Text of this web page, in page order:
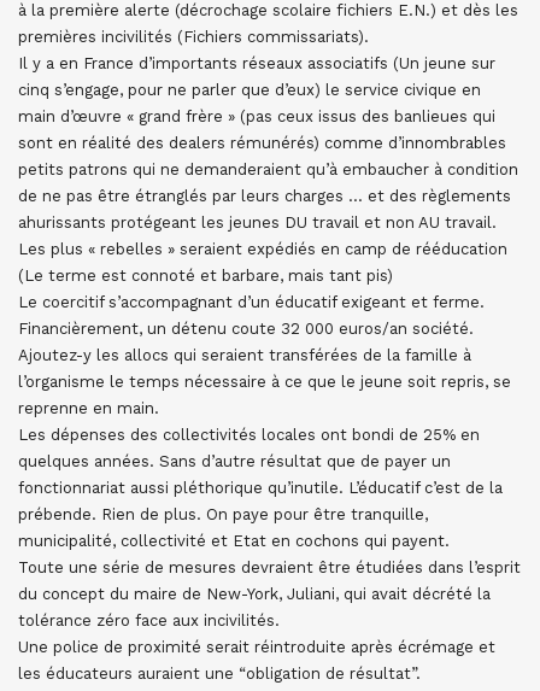
à la première alerte (décrochage scolaire fichiers E.N.) et dès les
premières incivilités (Fichiers commissariats).
Il y a en France d’importants réseaux associatifs (Un jeune sur
cinq s’engage, pour ne parler que d’eux) le service civique en
main d’œuvre « grand frère » (pas ceux issus des banlieues qui
sont en réalité des dealers rémunérés) comme d’innombrables
petits patrons qui ne demanderaient qu’à embaucher à condition
de ne pas être étranglés par leurs charges … et des règlements
ahurissants protégeant les jeunes DU travail et non AU travail.
Les plus « rebelles » seraient expédiés en camp de rééducation
(Le terme est connoté et barbare, mais tant pis)
Le coercitif s’accompagnant d’un éducatif exigeant et ferme.
Financièrement, un détenu coute 32 000 euros/an société.
Ajoutez-y les allocs qui seraient transférées de la famille à
l’organisme le temps nécessaire à ce que le jeune soit repris, se
reprenne en main.
Les dépenses des collectivités locales ont bondi de 25% en
quelques années. Sans d’autre résultat que de payer un
fonctionnariat aussi pléthorique qu’inutile. L’éducatif c’est de la
prébende. Rien de plus. On paye pour être tranquille,
municipalité, collectivité et Etat en cochons qui payent.
Toute une série de mesures devraient être étudiées dans l’esprit
du concept du maire de New-York, Juliani, qui avait décrété la
tolérance zéro face aux incivilités.
Une police de proximité serait réintroduite après écrémage et
les éducateurs auraient une “obligation de résultat”.